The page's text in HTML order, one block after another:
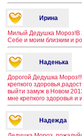
Ирина
Милый Дедушка Мороз!В
Себе и моим близким и
Наденька
Дорогой Дедушка
крепкого
выйти замуж в Новом
мне крепкого здоровья и
Надежда